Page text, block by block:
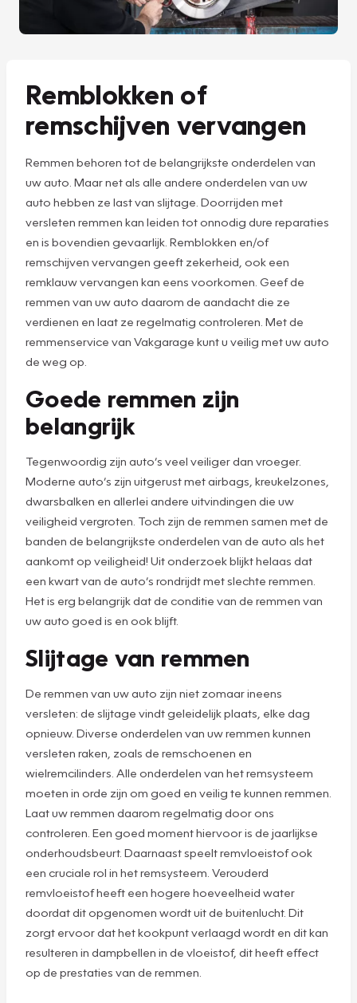
Remblokken of
remschijven vervangen
Remmen behoren tot de belangrijkste onderdelen van
uw auto. Maar net als alle andere onderdelen van uw
auto hebben ze last van slijtage. Doorrijden met
versleten remmen kan leiden tot onnodig dure reparaties
en is bovendien gevaarlijk. Remblokken en/of
remschijven vervangen geeft zekerheid, ook een
remklauw vervangen kan eens voorkomen. Geef de
remmen van uw auto daarom de aandacht die ze
verdienen en laat ze regelmatig controleren. Met de
remmenservice van Vakgarage kunt u veilig met uw auto
de weg op.
Goede remmen zijn
belangrijk
Tegenwoordig zijn auto’s veel veiliger dan vroeger.
Moderne auto’s zijn uitgerust met airbags, kreukelzones,
dwarsbalken en allerlei andere uitvindingen die uw
veiligheid vergroten. Toch zijn de remmen samen met de
banden de belangrijkste onderdelen van de auto als het
aankomt op veiligheid! Uit onderzoek blijkt helaas dat
een kwart van de auto’s rondrijdt met slechte remmen.
Het is erg belangrijk dat de conditie van de remmen van
uw auto goed is en ook blijft.
Slijtage van remmen
De remmen van uw auto zijn niet zomaar ineens
versleten: de slijtage vindt geleidelijk plaats, elke dag
opnieuw. Diverse onderdelen van uw remmen kunnen
versleten raken, zoals de remschoenen en
wielremcilinders. Alle onderdelen van het remsysteem
moeten in orde zijn om goed en veilig te kunnen remmen.
Laat uw remmen daarom regelmatig door ons
controleren. Een goed moment hiervoor is de jaarlijkse
onderhoudsbeurt. Daarnaast speelt remvloeistof ook
een cruciale rol in het remsysteem. Verouderd
remvloeistof heeft een hogere hoeveelheid water
doordat dit opgenomen wordt uit de buitenlucht. Dit
zorgt ervoor dat het kookpunt verlaagd wordt en dit kan
resulteren in dampbellen in de vloeistof, dit heeft effect
op de prestaties van de remmen.